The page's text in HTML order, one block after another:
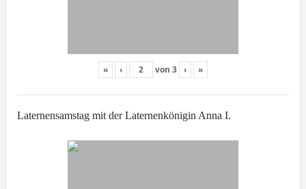
« ‹ von 3 › »
Laternensamstag mit der Laternenkönigin Anna I.